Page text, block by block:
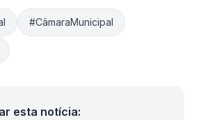
#CâmaraMunicipal
esta notícia: